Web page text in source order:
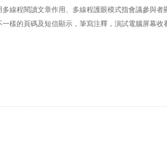
線程閱讀文章作用、多線程護眼模式指會議參與者
樣的頁碼及短信顯示，筆寫注釋，演試電腦屏幕收